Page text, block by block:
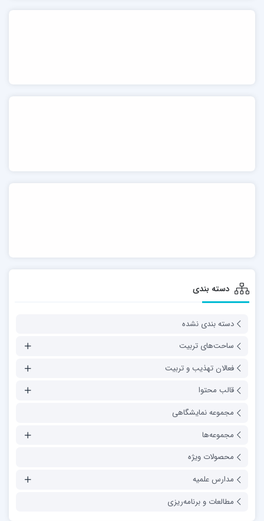
دسته بندی
دسته بندی نشده
ساحت‌های تربیت
فعالان تهذیب و تربیت
قالب محتوا
مجموعه نمایشگاهی
مجموعه‌ها
محصولات ویژه
مدارس علمیه
مطالعات و برنامه‌ریزی